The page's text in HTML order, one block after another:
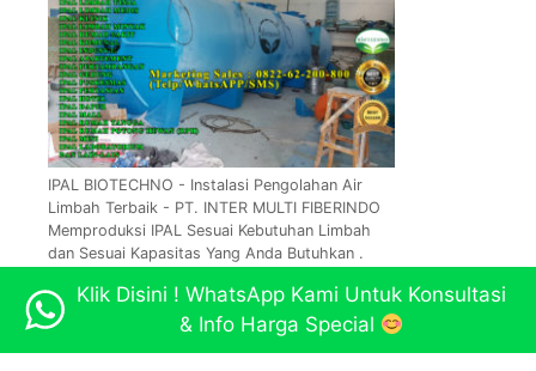
IPAL BIOTECHNO - Instalasi Pengolahan Air
Limbah Terbaik - PT. INTER MULTI FIBERINDO
Memproduksi IPAL Sesuai Kebutuhan Limbah
dan Sesuai Kapasitas Yang Anda Butuhkan .
Klik Disini ! WhatsApp Kami Untuk Konsultasi
& Info Harga Special